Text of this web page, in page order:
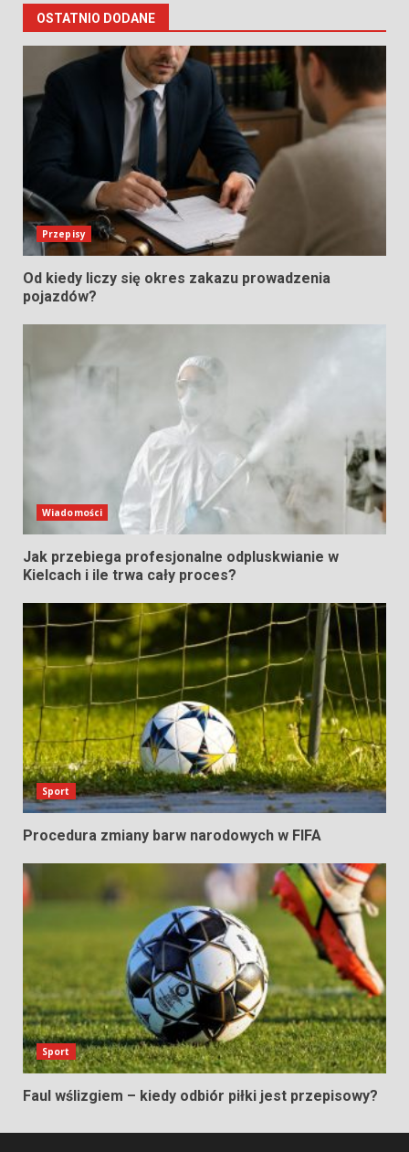
OSTATNIO DODANE
Przepisy
Od kiedy liczy się okres zakazu prowadzenia
pojazdów?
Wiadomości
Jak przebiega profesjonalne odpluskwianie w
Kielcach i ile trwa cały proces?
Sport
Procedura zmiany barw narodowych w FIFA
Sport
Faul wślizgiem – kiedy odbiór piłki jest przepisowy?